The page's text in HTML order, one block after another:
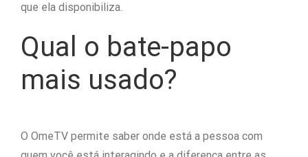
que ela disponibiliza.
Qual o bate-papo
mais usado?
O OmeTV permite saber onde está a pessoa com